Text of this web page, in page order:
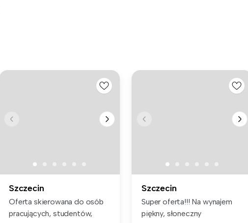
Szczecin
Oferta skierowana do osób
pracujących, studentów,
Szczecin
Super oferta!!! Na wynajem
piękny, słoneczny